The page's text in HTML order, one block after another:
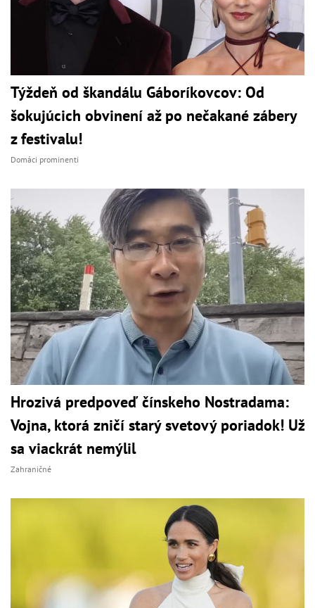
Týždeň od škandálu Gáboríkovcov: Od
šokujúcich obvinení až po nečakané zábery
z festivalu!
Domáci prominenti
Hrozivá predpoveď čínskeho Nostradama:
Vojna, ktorá zničí starý svetový poriadok! Už
sa viackrát nemýlil
Zahraničné